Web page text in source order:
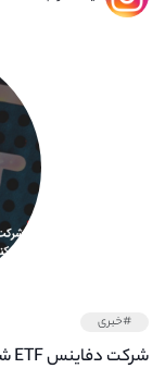
#خبری
شرکت دفاینس ETF شرکت‌های NFT راه‌اندازی می‌کند